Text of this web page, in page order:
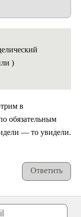
)
в
обязательным
— то увидели.
Ответить